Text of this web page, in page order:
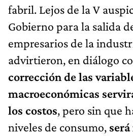
fabril. Lejos de la V
Gobierno para la salida
empresarios de la
advirtieron, en diálogo
corrección de las
macroeconómicas
los costos, pero sin que
niveles de consumo,